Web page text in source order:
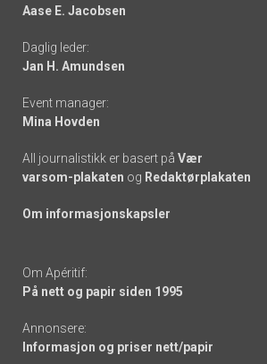
-
links
Aase E. Jacobsen
Daglig leder:
Jan H. Amundsen
Event manager:
Mina Hovden
All journalistikk er basert på Vær
varsom-plakaten og Redaktørplakaten
Om informasjonskapsler
Om Apéritif:
På nett og papir siden 1995
Annonsere:
Informasjon og priser nett/papir